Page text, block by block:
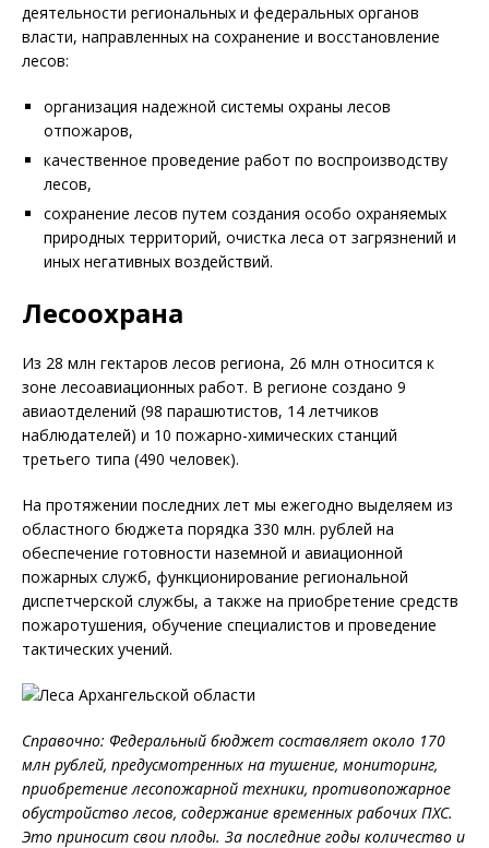
деятельности региональных и федеральных органов
власти, направленных на сохранение и восстановление
лесов:
организация надежной системы охраны лесов
отпожаров,
качественное проведение работ по воспроизводству
лесов,
сохранение лесов путем создания особо охраняемых
природных территорий, очистка леса от загрязнений и
иных негативных воздействий.
Лесоохрана
Из 28 млн гектаров лесов региона, 26 млн относится к
зоне лесоавиационных работ. В регионе создано 9
авиаотделений (98 парашютистов, 14 летчиков
наблюдателей) и 10 пожарно-химических станций
третьего типа (490 человек).
На протяжении последних лет мы ежегодно выделяем из
областного бюджета порядка 330 млн. рублей на
обеспечение готовности наземной и авиационной
пожарных служб, функционирование региональной
диспетчерской службы, а также на приобретение средств
пожаротушения, обучение специалистов и проведение
тактических учений.
Справочно: Федеральный бюджет составляет около 170
млн рублей, предусмотренных на тушение, мониторинг,
приобретение лесопожарной техники, противопожарное
обустройство лесов, содержание временных рабочих ПХС.
Это приносит свои плоды. За последние годы количество и